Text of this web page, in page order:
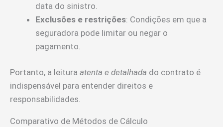
data do sinistro.
Exclusões e restrições: Condições em que a
seguradora pode limitar ou negar o
pagamento.
Portanto, a leitura atenta e detalhada do contrato é
indispensável para entender direitos e
responsabilidades.
Comparativo de Métodos de Cálculo